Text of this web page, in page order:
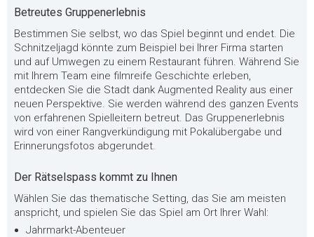
Betreutes Gruppenerlebnis
Bestimmen Sie selbst, wo das Spiel beginnt und endet. Die
Schnitzeljagd könnte zum Beispiel bei Ihrer Firma starten
und auf Umwegen zu einem Restaurant führen. Während Sie
mit Ihrem Team eine filmreife Geschichte erleben,
entdecken Sie die Stadt dank Augmented Reality aus einer
neuen Perspektive. Sie werden während des ganzen Events
von erfahrenen Spielleitern betreut. Das Gruppenerlebnis
wird von einer Rangverkündigung mit Pokalübergabe und
Erinnerungsfotos abgerundet.
Der Rätselspass kommt zu Ihnen
Wählen Sie das thematische Setting, das Sie am meisten
anspricht, und spielen Sie das Spiel am Ort Ihrer Wahl:
Jahrmarkt-Abenteuer